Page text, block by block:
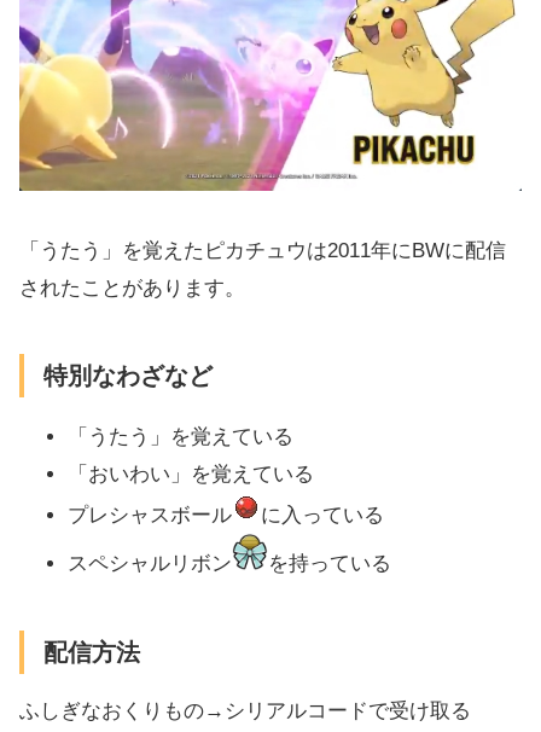
「うたう」を覚えたピカチュウは2011年にBWに配信
されたことがあります。
特別なわざなど
「うたう」を覚えている
「おいわい」を覚えている
プレシャスボール
に入っている
スペシャルリボン を持っている
配信方法
ふしぎなおくりもの→シリアルコードで受け取る